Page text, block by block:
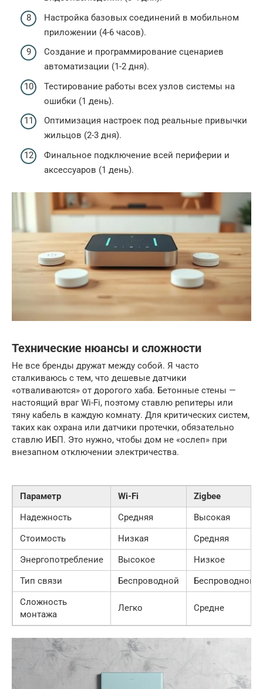
Настройка базовых соединений в мобильном
приложении (4-6 часов).
Создание и программирование сценариев
автоматизации (1-2 дня).
Тестирование работы всех узлов системы на
ошибки (1 день).
Оптимизация настроек под реальные привычки
жильцов (2-3 дня).
Финальное подключение всей периферии и
аксессуаров (1 день).
Технические нюансы и сложности
Не все бренды дружат между собой. Я часто
сталкиваюсь с тем, что дешевые датчики
«отваливаются» от дорогого хаба. Бетонные стены —
настоящий враг Wi-Fi, поэтому ставлю репитеры или
тяну кабель в каждую комнату. Для критических систем,
таких как охрана или датчики протечки, обязательно
ставлю ИБП. Это нужно, чтобы дом не «ослеп» при
внезапном отключении электричества.
Параметр Wi-Fi
Zigbee
Надежность
Средняя
Высокая
Стоимость
Низкая
Средняя
Энергопотребление
Высокое
Низкое
Тип связи
Беспроводной
Беспроводной
Сложность
монтажа
Легко Средне